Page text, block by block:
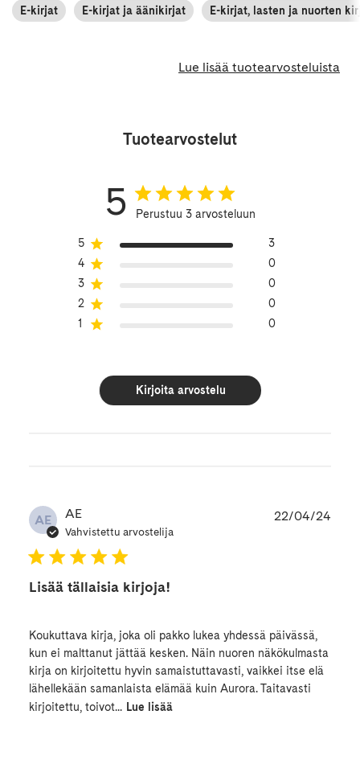
E-kirjat E-kirjat ja äänikirjat E-kirjat, lasten ja nuorten
Lue lisää tuotearvosteluista
Tuotearvostelut
5 Perustuu 3 arvosteluun
5
3
4
0
3
0
2
0
1
0
Kirjoita arvostelu
AE AE
Vahvistettu arvostelija
Lisää tällaisia kirjoja!
Koukuttava kirja, joka oli pakko lukea yhdessä päivässä,
kun ei malttanut jättää kesken. Näin nuoren näkökulmasta
kirja on kirjoitettu hyvin samaistuttavasti, vaikkei itse elä
lähellekään samanlaista elämää kuin Aurora. Taitavasti
kirjoitettu, toivot... Lue lisää
22/04/24